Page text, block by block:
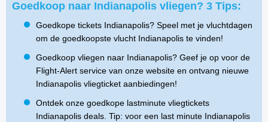
Goedkoop naar Indianapolis vliegen? 3 Tips:
Goedkope tickets Indianapolis? Speel met je vluchtdagen
om de goedkoopste vlucht Indianapolis te vinden!
Goedkoop vliegen naar Indianapolis? Geef je op voor de
Flight-Alert service van onze website en ontvang nieuwe
Indianapolis vliegticket aanbiedingen!
Ontdek onze goedkope lastminute vliegtickets
Indianapolis deals. Tip: voor een last minute Indianapolis